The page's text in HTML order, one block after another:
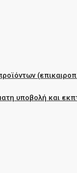
υποβολή και